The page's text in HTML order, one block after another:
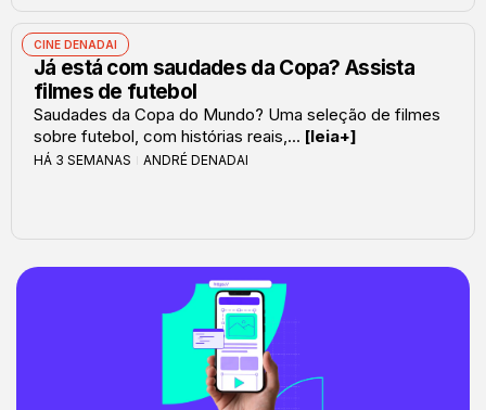
CINE DENADAI
Já está com saudades da Copa? Assista
filmes de futebol
Saudades da Copa do Mundo? Uma seleção de filmes
sobre futebol, com histórias reais,... [leia+]
HÁ 3 SEMANAS ANDRÉ DENADAI